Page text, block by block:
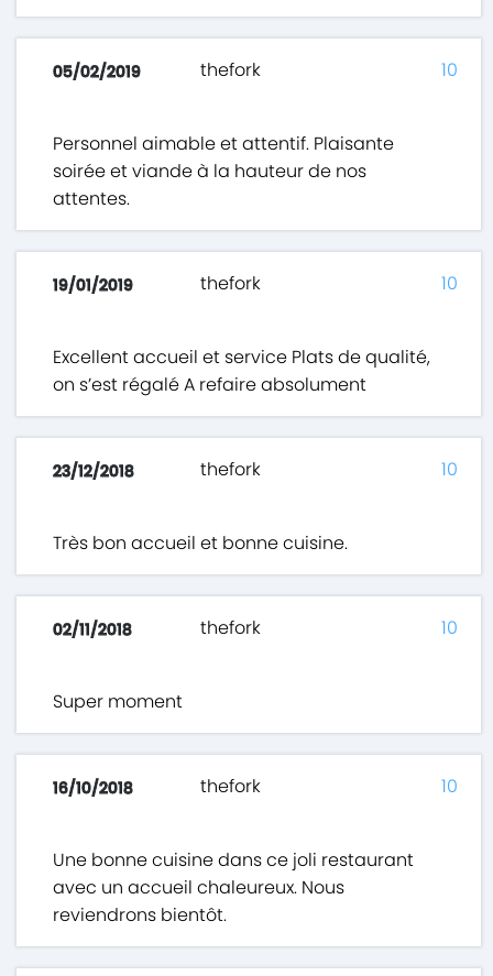
05/02/2019 thefork
Personnel aimable et attentif. Plaisante
soirée et viande à la hauteur de nos
attentes.
10
19/01/2019 thefork
Excellent accueil et service Plats de qualité,
on s’est régalé A refaire absolument
10
23/12/2018 thefork
Très bon accueil et bonne cuisine.
10
02/11/2018 thefork
Super moment
10
16/10/2018 thefork
Une bonne cuisine dans ce joli restaurant
avec un accueil chaleureux. Nous
reviendrons bientôt.
10